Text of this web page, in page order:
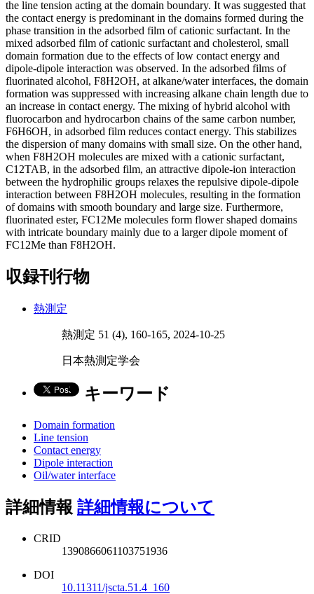
the line tension acting at the domain boundary. It was suggested that
the contact energy is predominant in the domains formed during the
phase transition in the adsorbed film of cationic surfactant. In the
mixed adsorbed film of cationic surfactant and cholesterol, small
domain formation due to the effects of low contact energy and
dipole-dipole interaction was observed. In the adsorbed films of
fluorinated alcohol, F8H2OH, at alkane/water interfaces, the domain
formation was suppressed with increasing alkane chain length due to
an increase in contact energy. The mixing of hybrid alcohol with
fluorocarbon and hydrocarbon chains of the same carbon number,
F6H6OH, in adsorbed film reduces contact energy. This stabilizes
the dispersion of many domains with small size. On the other hand,
when F8H2OH molecules are mixed with a cationic surfactant,
C12TAB, in the adsorbed film, an attractive dipole-ion interaction
between the hydrophilic groups relaxes the repulsive dipole-dipole
interaction between F8H2OH molecules, resulting in the formation
of domains with smooth boundary and large size. Furthermore,
fluorinated ester, FC12Me molecules form flower shaped domains
with intricate boundary mainly due to a larger dipole moment of
FC12Me than F8H2OH.
収録刊行物
熱測定
熱測定 51 (4), 160-165, 2024-10-25
日本熱測定学会
キーワード
Domain formation
Line tension
Contact energy
Dipole interaction
Oil/water interface
詳細情報 詳細情報について
CRID
1390866061103751936
DOI
10.11311/jscta.51.4_160